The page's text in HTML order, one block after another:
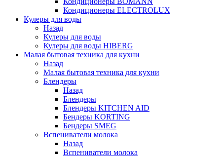
Кондиционеры ELECTROLUX
Кулеры для воды
Назад
Кулеры для воды
Кулеры для воды HIBERG
Малая бытовая техника для кухни
Назад
Малая бытовая техника для кухни
Блендеры
Назад
Блендеры
Блендеры KITCHEN AID
Бендеры KORTING
Бендеры SMEG
Вспениватели молока
Назад
Вспениватели молока